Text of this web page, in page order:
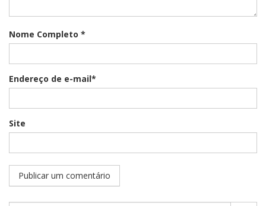
Nome Completo *
Endereço de e-mail*
Site